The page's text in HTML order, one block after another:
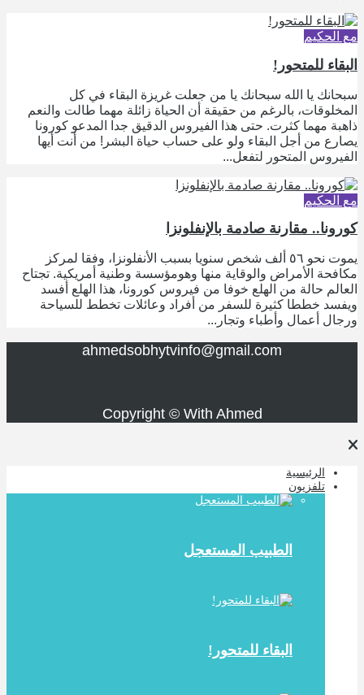
مع الحكيم
البقاء للمتحور!
سبحانك يا الله سبحانك يا من جعلت غريزة البقاء في كل
المخلوقات، بالرغم من حقيقة أن الحياة زائلة مهما طالت والنعم
ذاهبة مهما كثرت. حتى هذا الفيروس الدقيق جدا المدعو كورونا
يصارع من أجل البقاء ولو على حساب حياة البشر! من أنت أيها
الفيروس المتحور لتفعل...
مع الحكيم
كورونا.. مقارنة صادمة بالإنفلونزا
يموت نحو ٥٦ ألف شخص سنويا بسبب الأنفلونزا، وفقا لمركز
مكافحة الأمراض والوقاية منها وهومؤسسة وطنية أمريكية. تجتاح
العالم حالة من الهلع خوفا من فيروس كورونا، هذا الهلع أفسد
ويفسد خططا كثيرة للسفر من أفراد وعائلات تخطط للسياحة
ورجال أعمال وأطباء وتجار...
ahmedsobhytvinfo@gmail.com
Copyright © With Ahmed
الرئيسية
تلفزيون
الطبيب المستعجل
البقاء للمتحور!